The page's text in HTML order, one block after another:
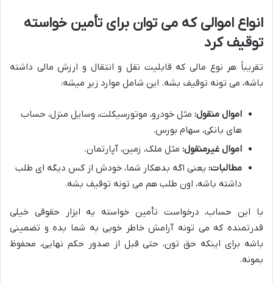
انواع اموالی که می توان برای تأمین خواسته
توقیف کرد
تقریباً هر نوع مالی که قابلیت نقل و انتقال و ارزش مالی داشته
باشه، می تونه توقیف بشه. این شامل موارد زیر میشه:
اموال منقول: مثل خودرو، موتورسیکلت، وسایل منزل، حساب
های بانکی، سهام بورس.
اموال غیرمنقول: مثل ملک، زمین، آپارتمان.
مطالبات: یعنی اگه بدهکار شما، خودش از کس دیگه ای طلب
داشته باشه، اون طلب هم می تونه توقیف بشه.
با این حساب، درخواست تأمین خواسته یه ابزار حقوقی خیلی
قدرتمنده که می تونه آرامش خاطر خوبی به شما بده و تضمینی
باشه برای اینکه حق تون، حتی قبل از صدور حکم نهایی، محفوظ
بمونه.